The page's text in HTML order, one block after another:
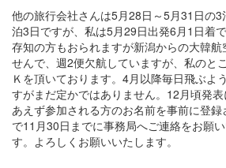
他の旅行会社さんは5月28日～5月31日の
泊3日ですが、私は5月29日出発6月1日着
存知の方もおられますが新潟からの大韓航
せんで、週2便欠航していますが、私のと
Ｋを頂いております。4月以降毎日飛ぶよ
すがまだ定かではありません。12月頃発
あえず参加される方のお名前を事前に登
で11月30日までに事務局へご連絡をお願
す。よろしくお願いいたします。